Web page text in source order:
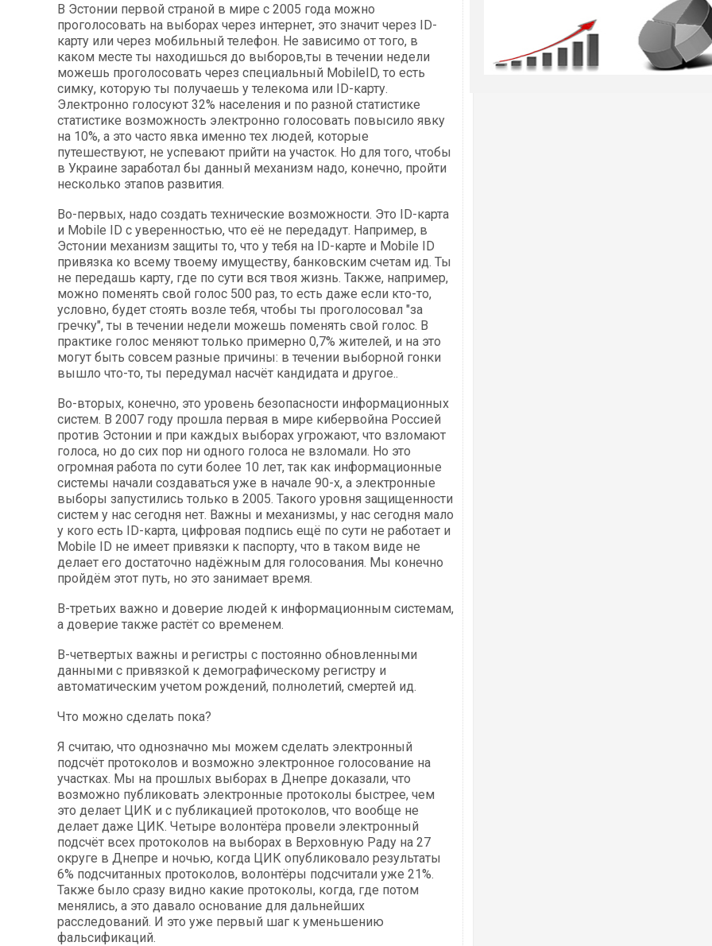
В Эстонии первой страной в мире с 2005 года можно
проголосовать на выборах через интернет, это значит через ID-
карту или через мобильный телефон. Не зависимо от того, в
каком месте ты находишься до выборов,ты в течении недели
можешь проголосовать через специальный MobileID, то есть
симку, которую ты получаешь у телекома или ID-карту.
Электронно голосуют 32% населения и по разной статистике
статистике возможность электронно голосовать повысило явку
на 10%, а это часто явка именно тех людей, которые
путешествуют, не успевают прийти на участок. Но для того, чтобы
в Украине заработал бы данный механизм надо, конечно, пройти
несколько этапов развития.
Во-первых, надо создать технические возможности. Это ID-карта
и Mobile ID с уверенностью, что её не передадут. Например, в
Эстонии механизм защиты то, что у тебя на ID-карте и Mobile ID
привязка ко всему твоему имуществу, банковским счетам ид. Ты
не передашь карту, где по сути вся твоя жизнь. Также, например,
можно поменять свой голос 500 раз, то есть даже если кто-то,
условно, будет стоять возле тебя, чтобы ты проголосовал "за
гречку", ты в течении недели можешь поменять свой голос. В
практике голос меняют только примерно 0,7% жителей, и на это
могут быть совсем разные причины: в течении выборной гонки
вышло что-то, ты передумал насчёт кандидата и другое..
Во-вторых, конечно, это уровень безопасности информационных
систем. В 2007 году прошла первая в мире кибервойна Россией
против Эстонии и при каждых выборах угрожают, что взломают
голоса, но до сих пор ни одного голоса не взломали. Но это
огромная работа по сути более 10 лет, так как информационные
системы начали создаваться уже в начале 90-х, а электронные
выборы запустились только в 2005. Такого уровня защищенности
систем у нас сегодня нет. Важны и механизмы, у нас сегодня мало
у кого есть ID-карта, цифровая подпись ещё по сути не работает и
Mobile ID не имеет привязки к паспорту, что в таком виде не
делает его достаточно надёжным для голосования. Мы конечно
пройдём этот путь, но это занимает время.
В-третьих важно и доверие людей к информационным системам,
а доверие также растёт со временем.
В-четвертых важны и регистры с постоянно обновленными
данными с привязкой к демографическому регистру и
автоматическим учетом рождений, полнолетий, смертей ид.
Что можно сделать пока?
Я считаю, что однозначно мы можем сделать электронный
подсчёт протоколов и возможно электронное голосование на
участках. Мы на прошлых выборах в Днепре доказали, что
возможно публиковать электронные протоколы быстрее, чем
это делает ЦИК и с публикацией протоколов, что вообще не
делает даже ЦИК. Четыре волонтёра провели электронный
подсчёт всех протоколов на выборах в Верховную Раду на 27
округе в Днепре и ночью, когда ЦИК опубликовало результаты
6% подсчитанных протоколов, волонтёры подсчитали уже 21%.
Также было сразу видно какие протоколы, когда, где потом
менялись, а это давало основание для дальнейших
расследований. И это уже первый шаг к уменьшению
фальсификаций.